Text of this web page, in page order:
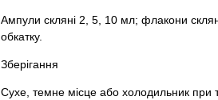
Ампули скляні 2, 5, 10 мл; флакони
обкатку.
Зберігання
Сухе, темне місце або холодильник при